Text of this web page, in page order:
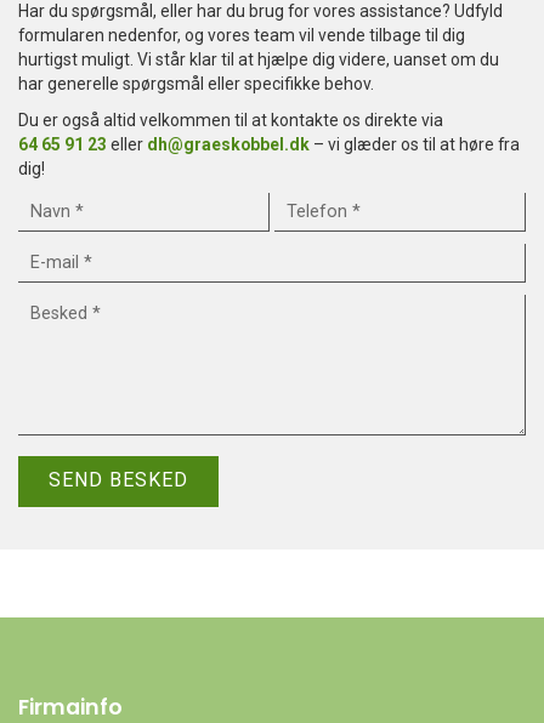
Har du spørgsmål, eller har du brug for vores assistance? Udfyld
formularen nedenfor, og vores team vil vende tilbage til dig
hurtigst muligt. Vi står klar til at hjælpe dig videre, uanset om du
har generelle spørgsmål eller specifikke behov.
Du er også altid velkommen til at kontakte os direkte via
64 65 91 23 eller dh@graeskobbel.dk – vi glæder os til at høre fra
dig!
Firmainfo